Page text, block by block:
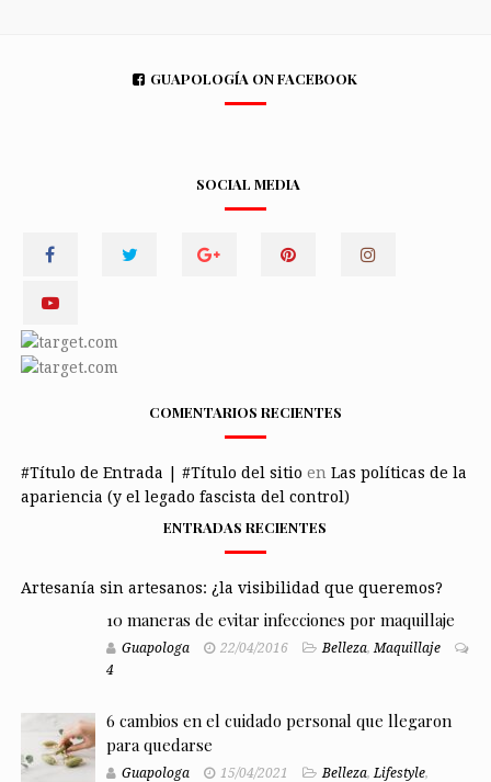
GUAPOLOGÍA ON FACEBOOK
SOCIAL MEDIA
COMENTARIOS RECIENTES
#Título de Entrada | #Título del sitio en Las políticas de la
apariencia (y el legado fascista del control)
ENTRADAS RECIENTES
Artesanía sin artesanos: ¿la visibilidad que queremos?
10 maneras de evitar infecciones por maquillaje
Guapologa 22/04/2016 Belleza,Maquillaje
4
6 cambios en el cuidado personal que llegaron
para quedarse
Guapologa 15/04/2021 Belleza,Lifestyle,